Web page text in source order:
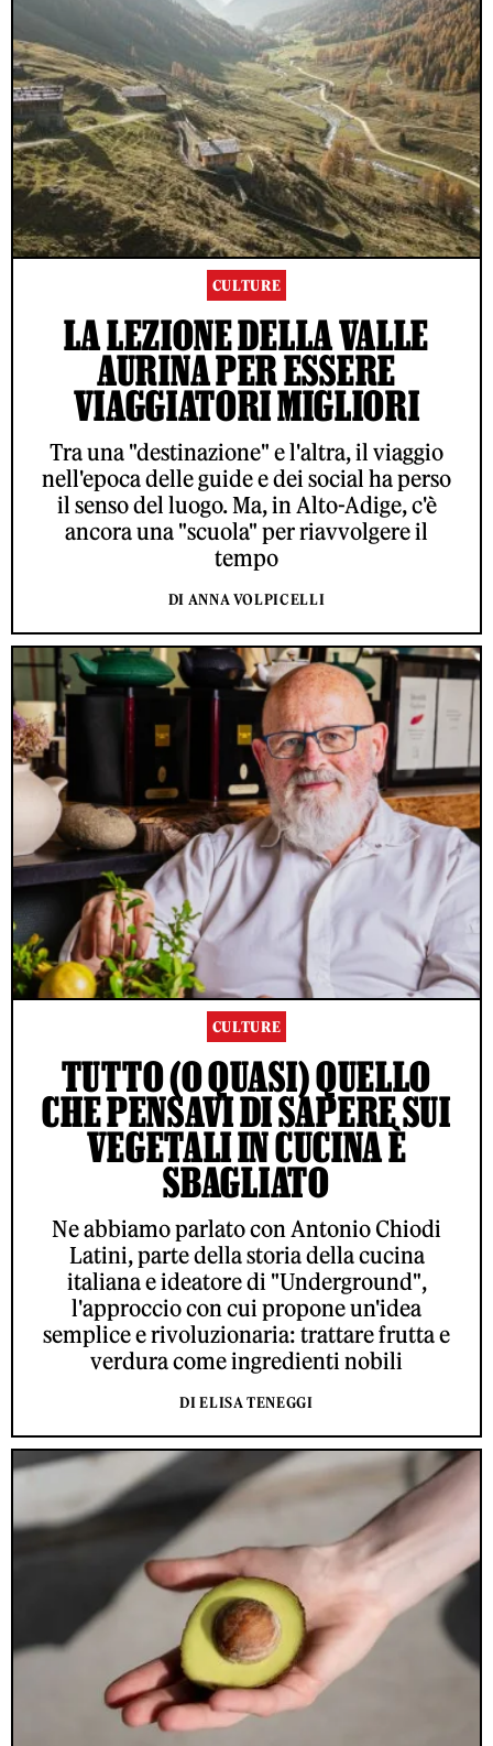
CULTURE
LA LEZIONE DELLA VALLE
AURINA PER ESSERE
VIAGGIATORI MIGLIORI
Tra una "destinazione" e l'altra, il viaggio
nell'epoca delle guide e dei social ha perso
il senso del luogo. Ma, in Alto-Adige, c'è
ancora una "scuola" per riavvolgere il
tempo
DI ANNA VOLPICELLI
CULTURE
TUTTO (O QUASI) QUELLO
CHE PENSAVI DI SAPERE SUI
VEGETALI IN CUCINA È
SBAGLIATO
Ne abbiamo parlato con Antonio Chiodi
Latini, parte della storia della cucina
italiana e ideatore di "Underground",
l'approccio con cui propone un'idea
semplice e rivoluzionaria: trattare frutta e
verdura come ingredienti nobili
DI ELISA TENEGGI